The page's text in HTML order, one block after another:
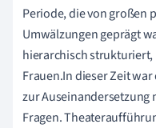
Periode, die von großen
Umwälzungen geprägt
hierarchisch
Frauen.In dieser Zeit
zur Auseinandersetzung
Fragen.